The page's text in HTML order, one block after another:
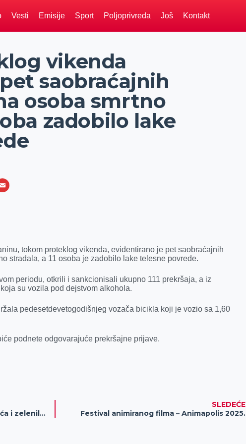
Vesti Emisije Sport Poljoprivreda Još Kontakt
vikenda
saobraćajnih
osoba smrtno
zadobilo lake
tokom proteklog vikenda, evidentirano je pet saobraćajnih
stradala, a 11 osoba je zadobilo lake telesne povrede.
periodu, otkrili i sankcionisali ukupno 111 prekršaja, a iz
su vozila pod dejstvom alkohola.
pedesetdevetogodišnjeg vozača bicikla koji je vozio sa 1,60
podnete odgovarajuće prekršajne prijave.
Javno komunalno preduzeće „Čistoća i zelenilo“ Zrenjanin obezbedilo 120 tona soli i 60 tona kamenog agregata
SLEDEĆE
Festival animiranog filma – Animapolis 2025.